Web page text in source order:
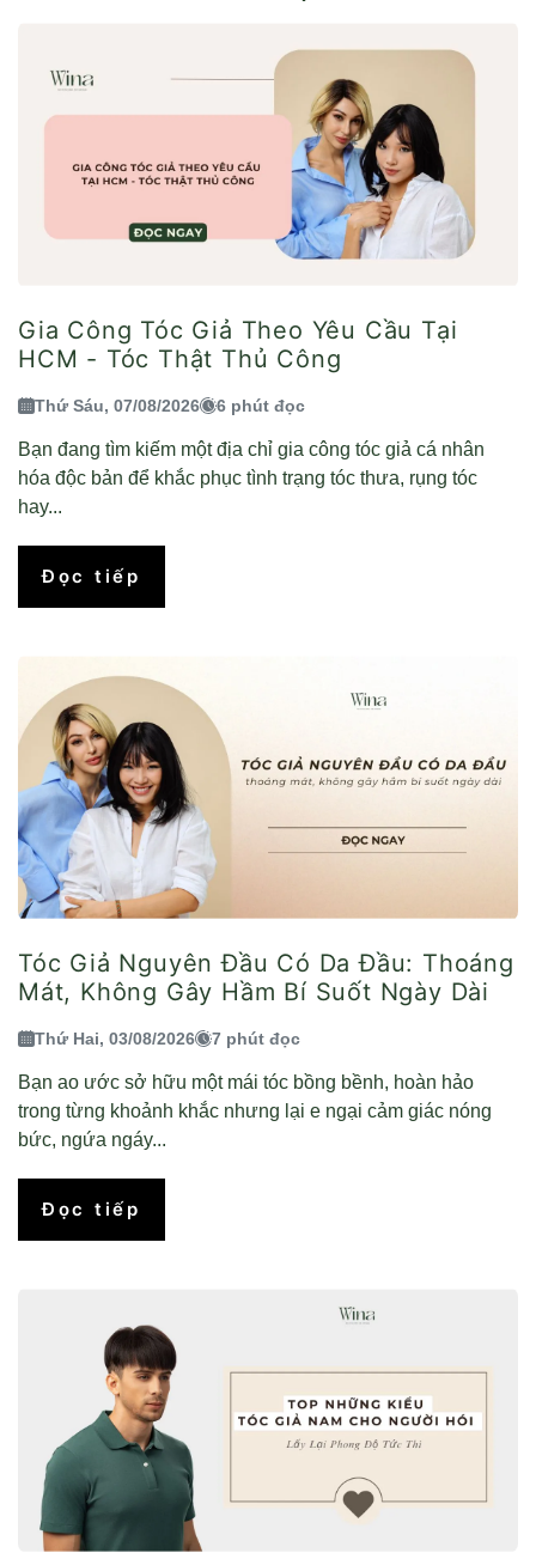
Gia Công Tóc Giả Theo Yêu Cầu Tại
HCM - Tóc Thật Thủ Công
Thứ Sáu, 07/08/2026 6 phút đọc
Bạn đang tìm kiếm một địa chỉ gia công tóc giả cá nhân
hóa độc bản để khắc phục tình trạng tóc thưa, rụng tóc
hay...
Đọc tiếp
Tóc Giả Nguyên Đầu Có Da Đầu: Thoáng
Mát, Không Gây Hầm Bí Suốt Ngày Dài
Thứ Hai, 03/08/2026 7 phút đọc
Bạn ao ước sở hữu một mái tóc bồng bềnh, hoàn hảo
trong từng khoảnh khắc nhưng lại e ngại cảm giác nóng
bức, ngứa ngáy...
Đọc tiếp